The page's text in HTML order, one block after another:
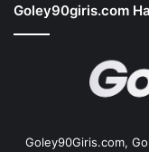
Goley90giris.com
Goley90Giris.com,